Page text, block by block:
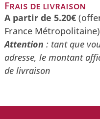
Frais de livraison
A partir de 5.20€
France Métropolitaine)
Attention : tant que
adresse, le montant
de livraison